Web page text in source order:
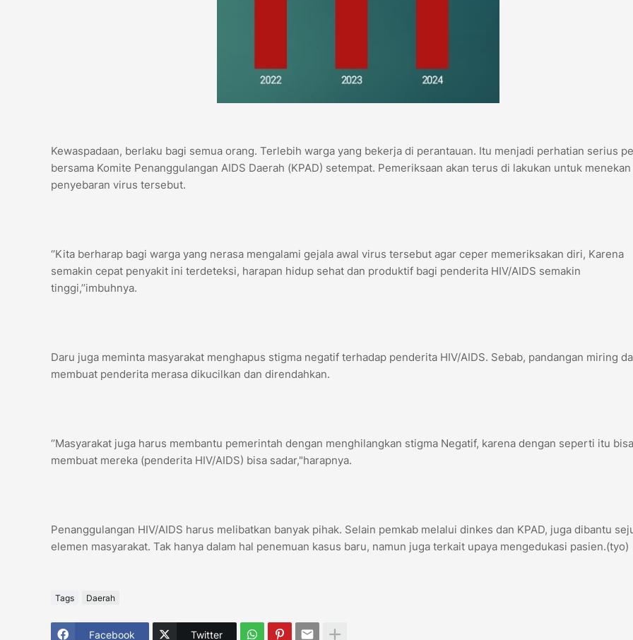
Kewaspadaan, berlaku bagi semua orang. Terlebih warga yang bekerja di perantauan. Itu menjadi perhatian serius
bersama Komite Penanggulangan AIDS Daerah (KPAD) setempat. Pemeriksaan akan terus di lakukan untuk menekan
penyebaran virus tersebut.
‘’Kita berharap bagi warga yang nerasa mengalami gejala awal virus tersebut agar ceper memeriksakan diri, Karena
semakin cepat penyakit ini terdeteksi, harapan hidup sehat dan produktif bagi penderita HIV/AIDS semakin
tinggi,’’imbuhnya.
Daru juga meminta masyarakat menghapus stigma negatif terhadap penderita HIV/AIDS. Sebab, pandangan miring
membuat penderita merasa dikucilkan dan direndahkan.
‘’Masyarakat juga harus membantu pemerintah dengan menghilangkan stigma Negatif, karena dengan seperti itu bisa
membuat mereka (penderita HIV/AIDS) bisa sadar,"harapnya.
Penanggulangan HIV/AIDS harus melibatkan banyak pihak. Selain pemkab melalui dinkes dan KPAD, juga dibantu
elemen masyarakat. Tak hanya dalam hal penemuan kasus baru, namun juga terkait upaya mengedukasi pasien.(tyo)
Tags Daerah
Facebook Twitter